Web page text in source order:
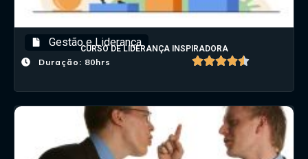
Gestão e Liderança
CURSO DE LIDERANÇA INSPIRADORA
Duração: 80hrs